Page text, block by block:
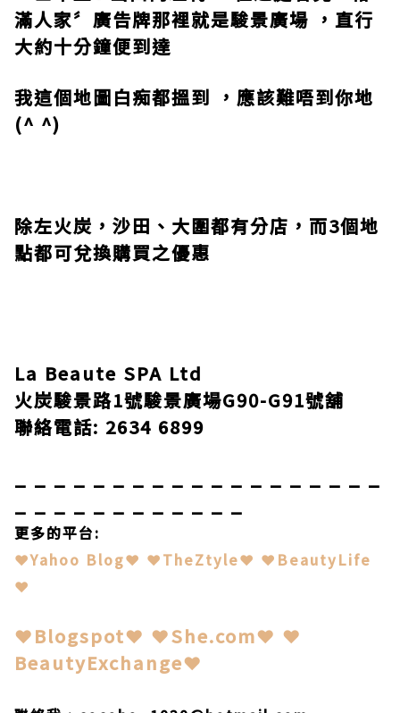
滿人家〞廣告牌那裡就是駿景廣場 ，直行
大約十分鐘便到達
我這個地圖白痴都搵到 ，應該難唔到你地
(^ ^)
除左火炭 ， 沙田、大圍都有分店，而3個地
點都可兌換購買之優惠
La Beaute SPA Ltd
火炭駿景路1號駿景廣場G90-G91號舖
聯絡電話: 2634 6899
更多的平台:
❤Yahoo Blog❤ ❤TheZtyle❤ ❤ BeautyLife
❤
❤Blogspot❤ ❤She.com❤ ❤
BeautyExchange❤